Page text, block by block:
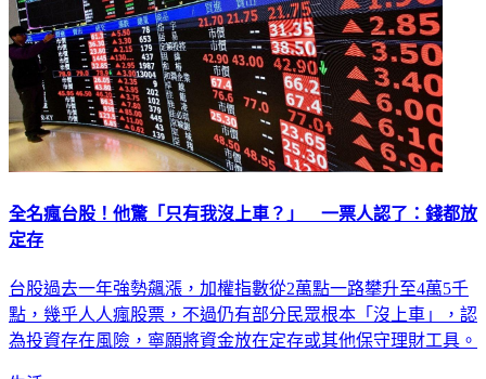
全名瘋台股！他驚「只有我沒上車？」 一票人認了：錢都放
台股過去一年強勢飆漲，加權指數從2萬點一路攀升至4萬5千
點，幾乎人人瘋股票，不過仍有部分民眾根本「沒上車」，認